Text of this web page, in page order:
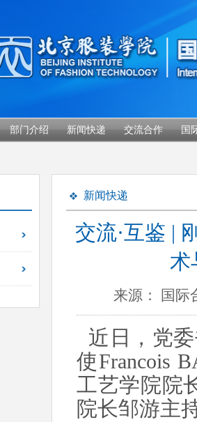
部门介绍 新闻快递 交流合作 国
新闻快递
交流·互鉴 |
术
来源： 国际
近日，党
使Francois
工艺学院院
院长邹游主